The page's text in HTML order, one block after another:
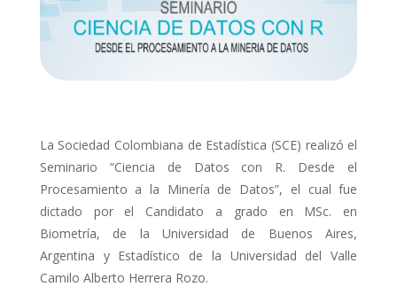
La Sociedad Colombiana de Estadística (SCE) realizó el
Seminario “Ciencia de Datos con R. Desde el
Procesamiento a la Minería de Datos”, el cual fue
dictado por el Candidato a grado en MSc. en
Biometría, de la Universidad de Buenos Aires,
Argentina y Estadístico de la Universidad del Valle
Camilo Alberto Herrera Rozo.